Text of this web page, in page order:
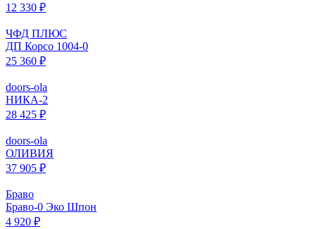
12 330 ₽
ЧФД ПЛЮС
ДП Корсо 1004-0
25 360 ₽
doors-ola
НИКА-2
28 425 ₽
doors-ola
ОЛИВИЯ
37 905 ₽
Браво
Браво-0 Эко Шпон
4 920 ₽